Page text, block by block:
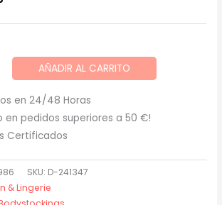
AÑADIR AL CARRITO
en 24/48 Horas
en pedidos superiores a 50 €!
Certificados
SKU: D-241347
& Lingerie